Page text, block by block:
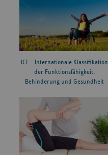
ICF – Internationale Klassifikation
der Funktionsfähigkeit,
Behinderung und Gesundheit